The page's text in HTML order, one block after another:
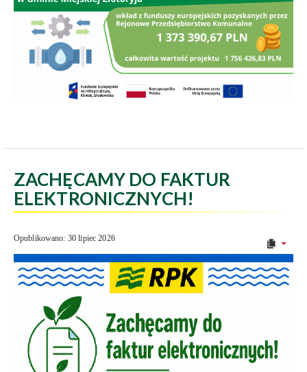
ZACHĘCAMY DO FAKTUR
ELEKTRONICZNYCH!
Opublikowano: 30 lipiec 2026